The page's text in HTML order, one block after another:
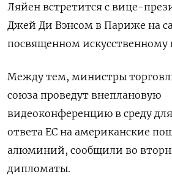
Ляйен встретится с вице-
Джей Ди Вэнсом в Париже на
посвященном искусственному
Между тем, министры
союза проведут внеплановую
видеоконференцию в среду
ответа ЕС на американские
алюминий, сообщили во
дипломаты.